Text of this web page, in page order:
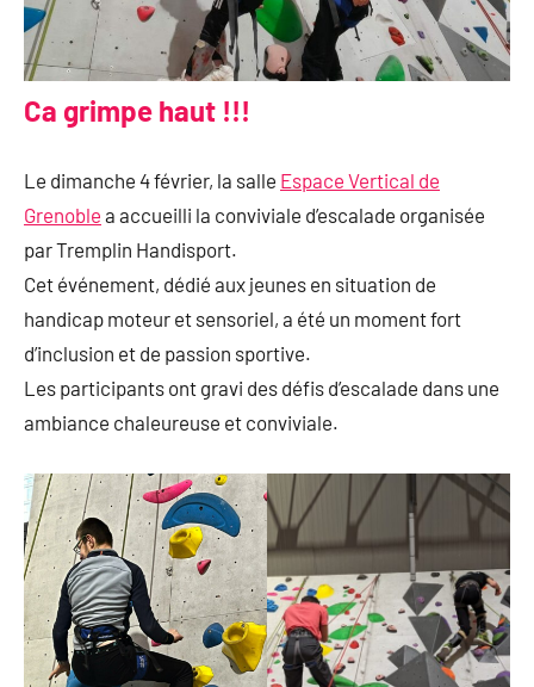
Ca grimpe haut !!!
Le dimanche 4 février, la salle Espace Vertical de
Grenoble a accueilli la conviviale d’escalade organisée
par Tremplin Handisport.
Cet événement, dédié aux jeunes en situation de
handicap moteur et sensoriel, a été un moment fort
d’inclusion et de passion sportive.
Les participants ont gravi des défis d’escalade dans une
ambiance chaleureuse et conviviale.